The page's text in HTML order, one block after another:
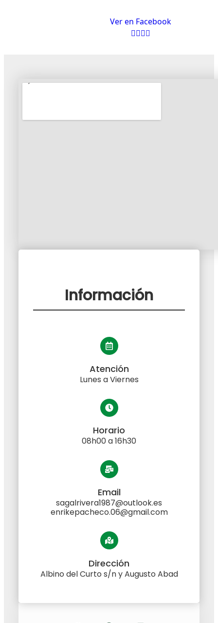
Ver en Facebook
Información
Atención
Lunes a Viernes
Horario
08h00 a 16h30
Email
sagalrivera1987@outlook.es
enrikepacheco.06@gmail.com
Dirección
Albino del Curto s/n y Augusto Abad